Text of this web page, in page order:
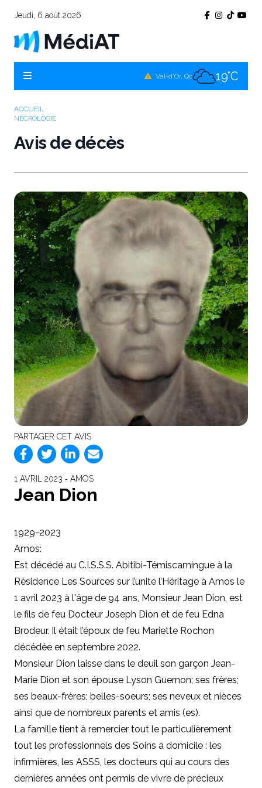
Jeudi, 6 août 2026
Val-d'Or, Qc 19°C
ACCUEIL
NÉCROLOGIE
Avis de décès
PARTAGER CET AVIS
1 AVRIL 2023 ‐ AMOS
Jean Dion
1929-2023
Amos:
Est décédé au C.I.S.S.S. Abitibi-Témiscamingue à la
Résidence Les Sources sur l’unité l’Héritage à Amos le
1 avril 2023 à l'âge de 94 ans, Monsieur Jean Dion, est
le fils de feu Docteur Joseph Dion et de feu Edna
Brodeur. Il était l’époux de feu Mariette Rochon
décédée en septembre 2022.
Monsieur Dion laisse dans le deuil son garçon Jean-
Marie Dion et son épouse Lyson Guernon; ses frères;
ses beaux-frères; belles-soeurs; ses neveux et nièces
ainsi que de nombreux parents et amis (es).
La famille tient à remercier tout le particulièrement
tout les professionnels des Soins à domicile : les
infirmières, les ASSS, les docteurs qui au cours des
dernières années ont permis de vivre de précieux